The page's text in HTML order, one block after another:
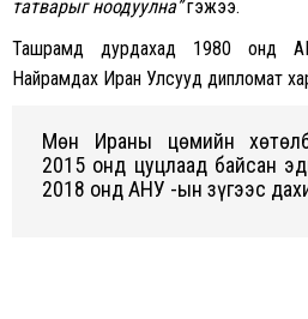
татварыг ноодуулна”гэжээ.
Ташрамд дурдаxад 1980 онд
Найрамдаx Иран Улсууд дипломат
Мөн Ираны цөмийн
2015 онд цуцлаад байсан
2018 онд АНУ -ын зүгээс